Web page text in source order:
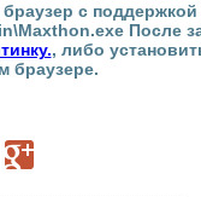
с
После
, либо
браузере.